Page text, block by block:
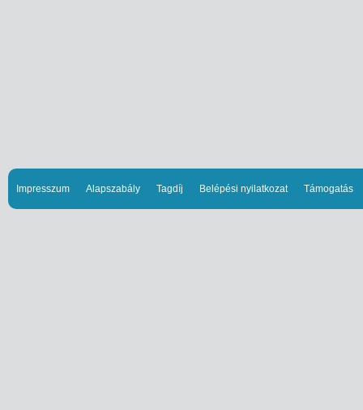
Impresszum Alapszabály Tagdíj Belépési nyilatkozat Támogatás